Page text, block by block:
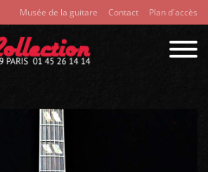
Musée de la guitare Contact Plan d'accès